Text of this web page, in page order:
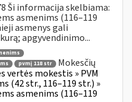
Ši informacija skelbiama:
asmenims (116–119
asmenys gali
apgyvendinimo...
pvmį 118 str
Mokesčių
vertės mokestis » PVM
(42 str., 116–119 str.) »
asmenims (116–119